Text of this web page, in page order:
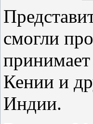
смогли
Кении и
Индии.